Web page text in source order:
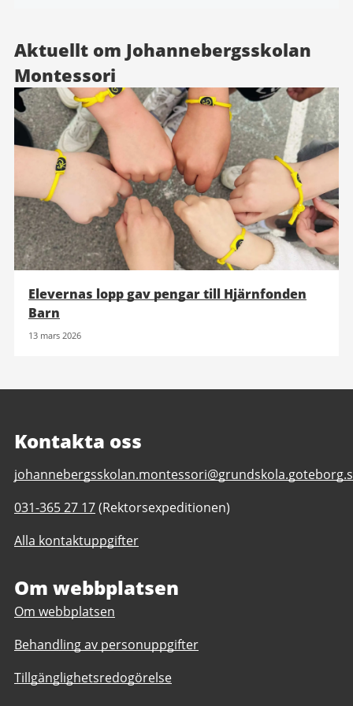
Aktuellt om Johannebergsskolan
Montessori
Elevernas lopp gav pengar till Hjärnfonden
Barn
13 mars 2026
Kontakta oss
E-
till
Johannebergsskolan
Montessori
5
Telefonnummer
Johannebergsskolan
F-
031-365 27 17(Rektorsexpeditionen)
Alla kontaktuppgifter
Om webbplatsen
Om webbplatsen
Behandling av personuppgifter
Tillgänglighetsredogörelse